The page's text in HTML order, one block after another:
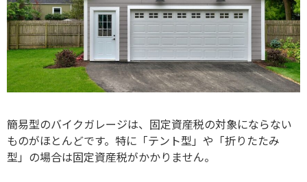
簡易型のバイクガレージは、固定資産税の対象にならない
ものがほとんどです。特に「テント型」や「折りたたみ
型」の場合は固定資産税がかかりません。